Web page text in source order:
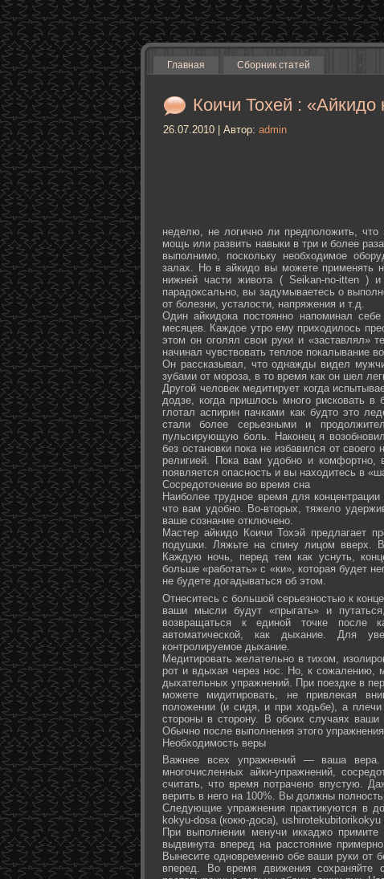
Главная Сборник статей
Коичи Тохей : «Айкидо
26.07.2010 | Автор: admin
неделю, не логично ли предположить, что
мощь или развить навыки в три и более
выполнимо, поскольку необходимое
залах. Но в айкидо вы можете применять
нижней части живота ( Seikan-­no-­itten )
парадоксально, вы задумываетесь о
от болезни, усталости, напряжения и т.д.
Один айкидока постоянно напоминал
месяцев. Каждое утро ему приходилось
этом он оголял свои руки и «заставлял»
начинал чувствовать теплое покалывание
Он рассказывал, что однажды видел
зубами от мороза, в то время как он шел
Другой человек медитирует когда
додзе, когда пришлось много рисковать в
глотал аспирин пачками как будто это
стали более серьезными и
пульсирующую боль. Наконец я
без остановки пока не избавился от
религией. Пока вам удобно и комфортно,
появляется опасность и вы находитесь в
Сосредоточение во время сна
Наиболее трудное время для
что вам удобно. Во-вторых, тяжело
ваше сознание отключено.
Мастер айкидо Коичи Тохэй предлагает
подушки. Ляжьте на спину лицом вверх.
Каждую ночь, перед тем как уснуть,
больше «работать» с «ки», которая будет
не будете догадываться об этом.
Отнеситесь с большой серьезностью к
ваши мысли будут «прыгать» и
возвращаться к единой точке после
автоматической, как дыхание. Для
контролируемое дыхание.
Медитировать желательно в тихом,
рот и вдыхая через нос. Но, к сожалению,
дыхательных упражнений. При поездке в
можете мидитировать, не привлекая
положении (и сидя, и при ходьбе), а
стороны в сторону. В обоих случаях ваши
Обычно после выполнения этого упражнения
Необходимость веры
Важнее всех упражнений — ваша
многочисленных айки-упражнений,
считать, что время потрачено впустую.
верить в него на 100%. Вы должны
Следующие упражнения практикуются в
kokyu-dosa (кокю-доса), ushiro­tekubitori­kokyu
При выполнении менучи иккаджо
выдвинута вперед на расстояние
Вынесите одновременно обе ваши руки от
вперед. Во время движения сохраняйте